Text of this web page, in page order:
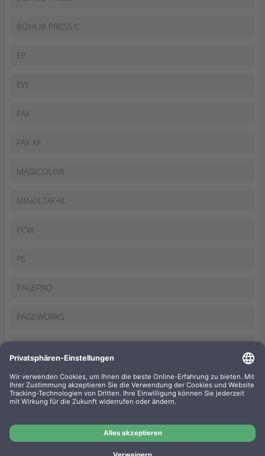
BIZHUB PRESS C
EP
EW
FAX
FAX KF
MAGICOLOR
MINOLTAFAX
PCW
PS
PAGEPRO
PAGEWORKS
SP
SCANCOPY
WEITERE...